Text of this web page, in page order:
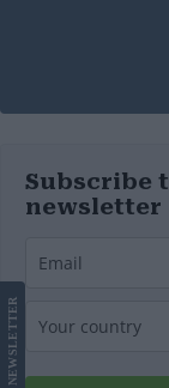
Subscribe
newsletter
NEWS
LETTER